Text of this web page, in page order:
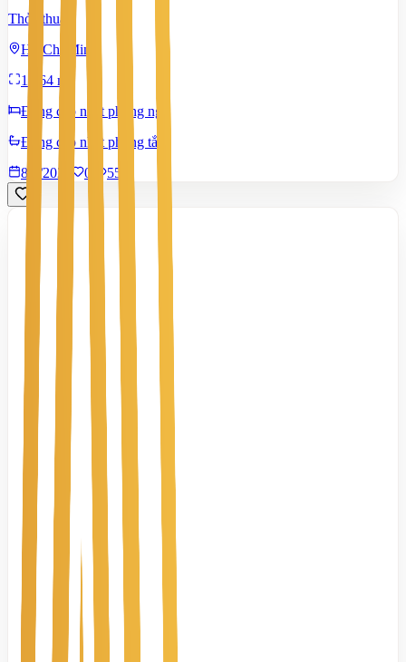
Thỏa thuận
Hồ Chí Minh
1.464 m²
Đang cập nhật phòng ngủ
Đang cập nhật phòng tắm
8/7/2026
0 551